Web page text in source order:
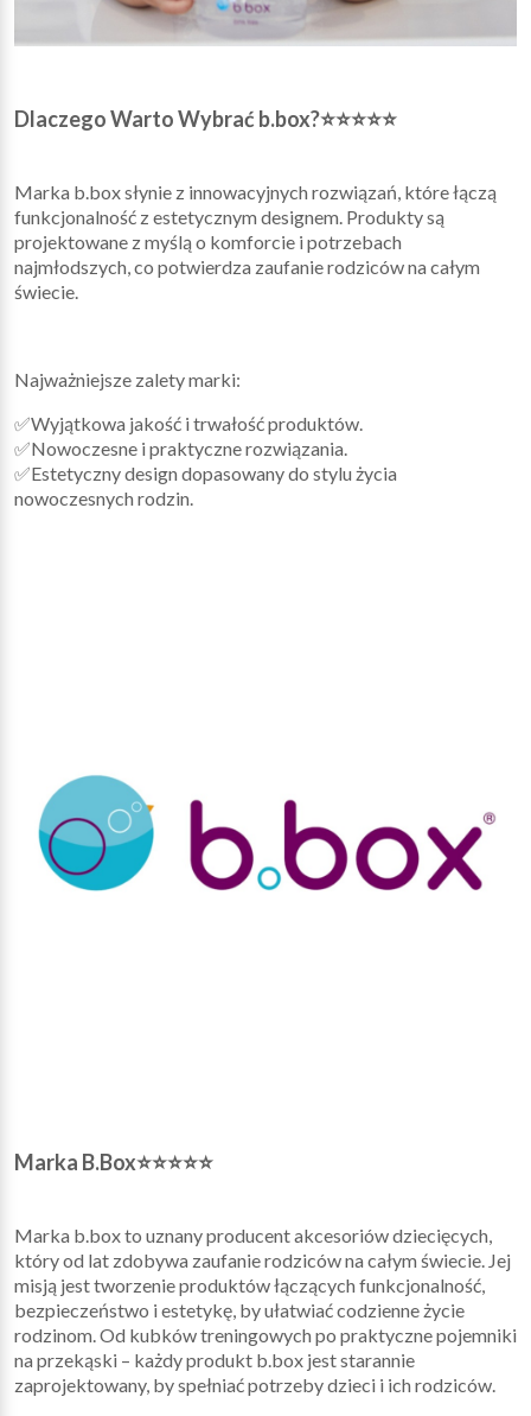
Dlaczego Warto Wybrać b.box?⭐⭐⭐⭐⭐
Marka b.box słynie z innowacyjnych rozwiązań, które łączą
funkcjonalność z estetycznym designem. Produkty są
projektowane z myślą o komforcie i potrzebach
najmłodszych, co potwierdza zaufanie rodziców na całym
świecie.
Najważniejsze zalety marki:
✅Wyjątkowa jakość i trwałość produktów.
✅Nowoczesne i praktyczne rozwiązania.
✅Estetyczny design dopasowany do stylu życia
nowoczesnych rodzin.
Marka B.Box⭐⭐⭐⭐⭐
Marka b.box to uznany producent akcesoriów dziecięcych,
który od lat zdobywa zaufanie rodziców na całym świecie. Jej
misją jest tworzenie produktów łączących funkcjonalność,
bezpieczeństwo i estetykę, by ułatwiać codzienne życie
rodzinom. Od kubków treningowych po praktyczne pojemniki
na przekąski – każdy produkt b.box jest starannie
zaprojektowany, by spełniać potrzeby dzieci i ich rodziców.